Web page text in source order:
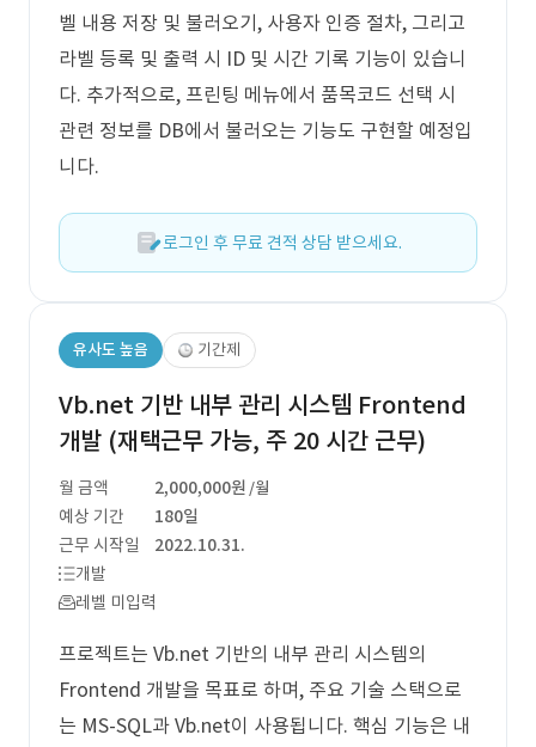
벨 내용 저장 및 불러오기, 사용자 인증 절차, 그리고
라벨 등록 및 출력 시 ID 및 시간 기록 기능이 있습니
다. 추가적으로, 프린팅 메뉴에서 품목코드 선택 시
관련 정보를 DB에서 불러오는 기능도 구현할 예정입
니다.
로그인 후 무료 견적 상담 받으세요.
유사도 높음 기간제
Vb.net 기반 내부 관리 시스템 Frontend
개발 (재택근무 가능, 주 20 시간 근무)
월 금액 2,000,000원 /월
예상 기간
180일
근무 시작일
2022.10.31.
개발
레벨 미입력
프로젝트는 Vb.net 기반의 내부 관리 시스템의
Frontend 개발을 목표로 하며, 주요 기술 스택으로
는 MS-SQL과 Vb.net이 사용됩니다. 핵심 기능은 내